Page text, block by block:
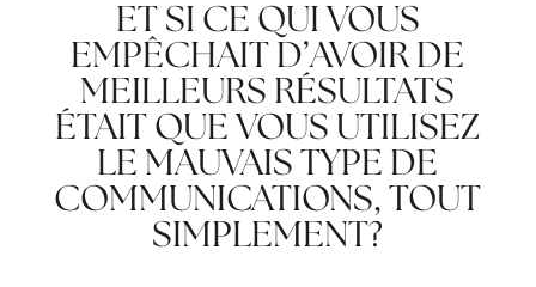
ET SI CE QUI VOUS
EMPÊCHAIT D’AVOIR DE
MEILLEURS RÉSULTATS
ÉTAIT QUE VOUS UTILISEZ
LE MAUVAIS TYPE DE
COMMUNICATIONS, TOUT
SIMPLEMENT?